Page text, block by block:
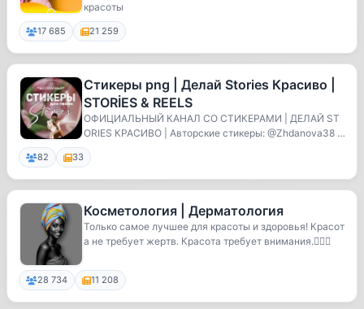
красоты
17 685 21 259
Стикеры png | Делай Stories Красиво |
STORİES & REELS
ОФИЦИАЛЬНЫЙ КАНАЛ СО СТИКЕРАМИ | ДЕЛАЙ ST
ORIES КРАСИВО | Авторские стикеры: @Zhdanova38 Л
ичная ст...
82 33
Косметология | Дерматология
Только самое лучшее для красоты и здоровья! Красот
а не требует жертв. Красота требует внимания.👩🏻‍⚕️
28 734 11 208